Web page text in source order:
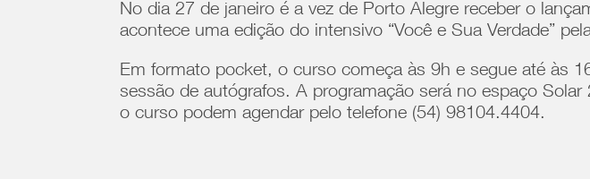
No dia 27 de janeiro é a vez de Porto Alegre receber o
acontece uma edição do intensivo “Você e Sua Verdade”
Em formato pocket, o curso começa às 9h e segue até às
sessão de autógrafos. A programação será no espaço
o curso podem agendar pelo telefone (54) 98104.4404.